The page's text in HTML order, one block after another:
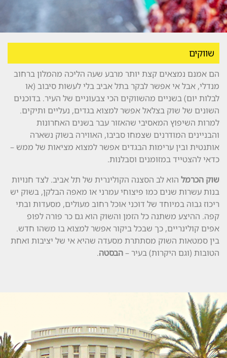
שווקים
הם אמנם נמצאים קצת יותר מרבע שעה הליכה מהמלון ברחוב
מנדלי, אבל אי אפשר לבקר בתל אביב בלי לעשות סיבוב (או
לבלות יום) בשניים מהשווקים הכי צבעוניים של העיר. בדוכנים
השונים של שוק בצלאל אפשר למצוא בגדים, נעליים ותיקים.
למרות השיפוץ המאסיבי שהאזור עבר בשנים האחרונות
והבניינים המודרנים שצמחו סביבו, האווירה בשוק נשארה
אותנטית ובין ערימות הבגדים אפשר למצוא מציאות של ממש –
כדאי להצטייד במזומנים וסבלנות.
שוק הכרמל הוא לב הסצנה הקולינרית של תל אביב. לצד חנויות
בנות עשרות שנים כמו פיצוחי עמרני או מאפה הבלקן, בשוק יש
ריכוז גבוה במיוחד של דוכני אוכל רחוב מעולים, מסעדות ובתי
קפה. ההיצע משתנה כל הזמן והשוק הוא גם כר פורה לפופ
אפים קולינריים, כך שבכל ביקור אפשר למצוא בו משהו חדש.
בין סמטאות השוק מסתתרת מסעדה שהיא אי של יציבות ואחת
הטובות (וגם היקרות) בעיר –הבסטה.